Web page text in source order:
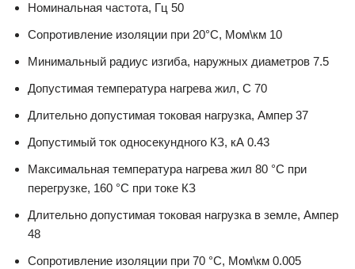
Номинальная частота, Гц 50
Сопротивление изоляции при 20°С, Мом\км 10
Минимальный радиус изгиба, наружных диаметров 7.5
Допустимая температура нагрева жил, С 70
Длительно допустимая токовая нагрузка, Ампер 37
Допустимый ток односекундного КЗ, кА 0.43
Максимальная температура нагрева жил 80 °C при
перегрузке, 160 °C при токе КЗ
Длительно допустимая токовая нагрузка в земле, Ампер
48
Сопротивление изоляции при 70 °С, Мом\км 0.005